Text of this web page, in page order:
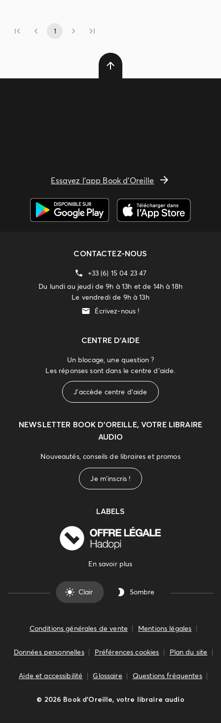
1
Essayez l'app Book d'Oreille
CONTACTEZ-NOUS
+33 (6) 15 04 23 47
Du lundi au jeudi de 9h à 13h et de 14h à 18h
Le vendredi de 9h à 13h
Écrivez-nous !
CENTRE D'AIDE
Un blocage, une question ?
Les réponses sont dans le centre d'aide.
J'accède centre d'aide
NEWSLETTER BOOK D’OREILLE, VOTRE LIBRAIRE
AUDIO
Nouveautés, conseils de libraires et promos
Je m'inscris !
LABELS
En savoir plus
Clair Sombre
Conditions générales de vente Mentions légales
Données personnelles Préférences cookies Plan du site
Aide et accessibilité Glossaire Questions fréquentes
© 2026 Book d’Oreille, votre libraire audio